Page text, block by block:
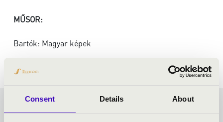
Consent Details About
MŰSOR:
Bartók: Magyar képek
VASÁRNAPI